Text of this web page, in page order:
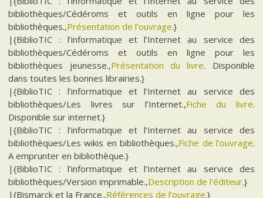
bibliothèques/Cédéroms et outils en ligne pour les
bibliothèques.,Présentation de l’ouvrage.}
|{BiblioTIC : l’informatique et l’Internet au service des
bibliothèques/Cédéroms et outils en ligne pour les
bibliothèques jeunesse.,Présentation du livre. Disponible
dans toutes les bonnes librairies.}
|{BiblioTIC : l’informatique et l’Internet au service des
bibliothèques/Les livres sur l’Internet.,Fiche du livre.
Disponible sur internet.}
|{BiblioTIC : l’informatique et l’Internet au service des
bibliothèques/Les wikis en bibliothèques.,Fiche de l’ouvrage.
A emprunter en bibliothèque.}
|{BiblioTIC : l’informatique et l’Internet au service des
bibliothèques/Version imprimable.,Description de l’éditeur.}
|{Bismarck et la France.,Références de l’ouvrage.}